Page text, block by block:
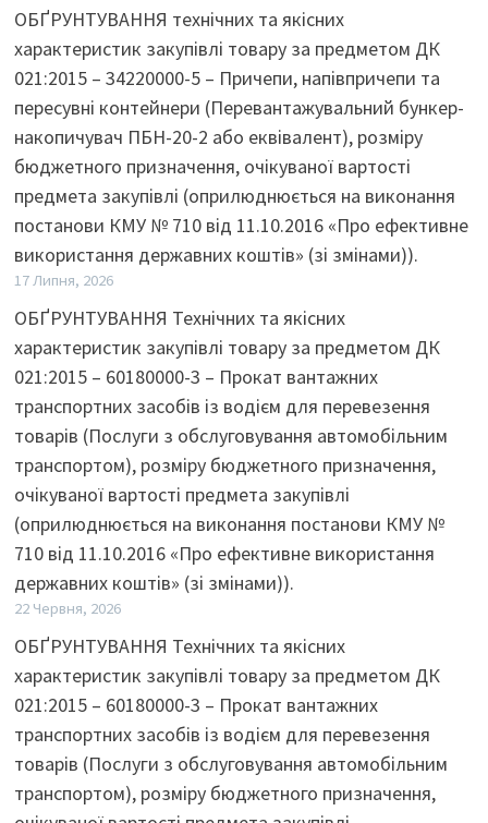
ОБҐРУНТУВАННЯ технічних та якісних
характеристик закупівлі товару за предметом ДК
021:2015 – 34220000-5 – Причепи, напівпричепи та
пересувні контейнери (Перевантажувальний бункер-
накопичувач ПБН-20-2 або еквівалент), розміру
бюджетного призначення, очікуваної вартості
предмета закупівлі (оприлюднюється на виконання
постанови КМУ № 710 від 11.10.2016 «Про ефективне
використання державних коштів» (зі змінами)).
17 Липня, 2026
ОБҐРУНТУВАННЯ Технічних та якісних
характеристик закупівлі товару за предметом ДК
021:2015 – 60180000-3 – Прокат вантажних
транспортних засобів із водієм для перевезення
товарів (Послуги з обслуговування автомобільним
транспортом), розміру бюджетного призначення,
очікуваної вартості предмета закупівлі
(оприлюднюється на виконання постанови КМУ №
710 від 11.10.2016 «Про ефективне використання
державних коштів» (зі змінами)).
22 Червня, 2026
ОБҐРУНТУВАННЯ Технічних та якісних
характеристик закупівлі товару за предметом ДК
021:2015 – 60180000-3 – Прокат вантажних
транспортних засобів із водієм для перевезення
товарів (Послуги з обслуговування автомобільним
транспортом), розміру бюджетного призначення,